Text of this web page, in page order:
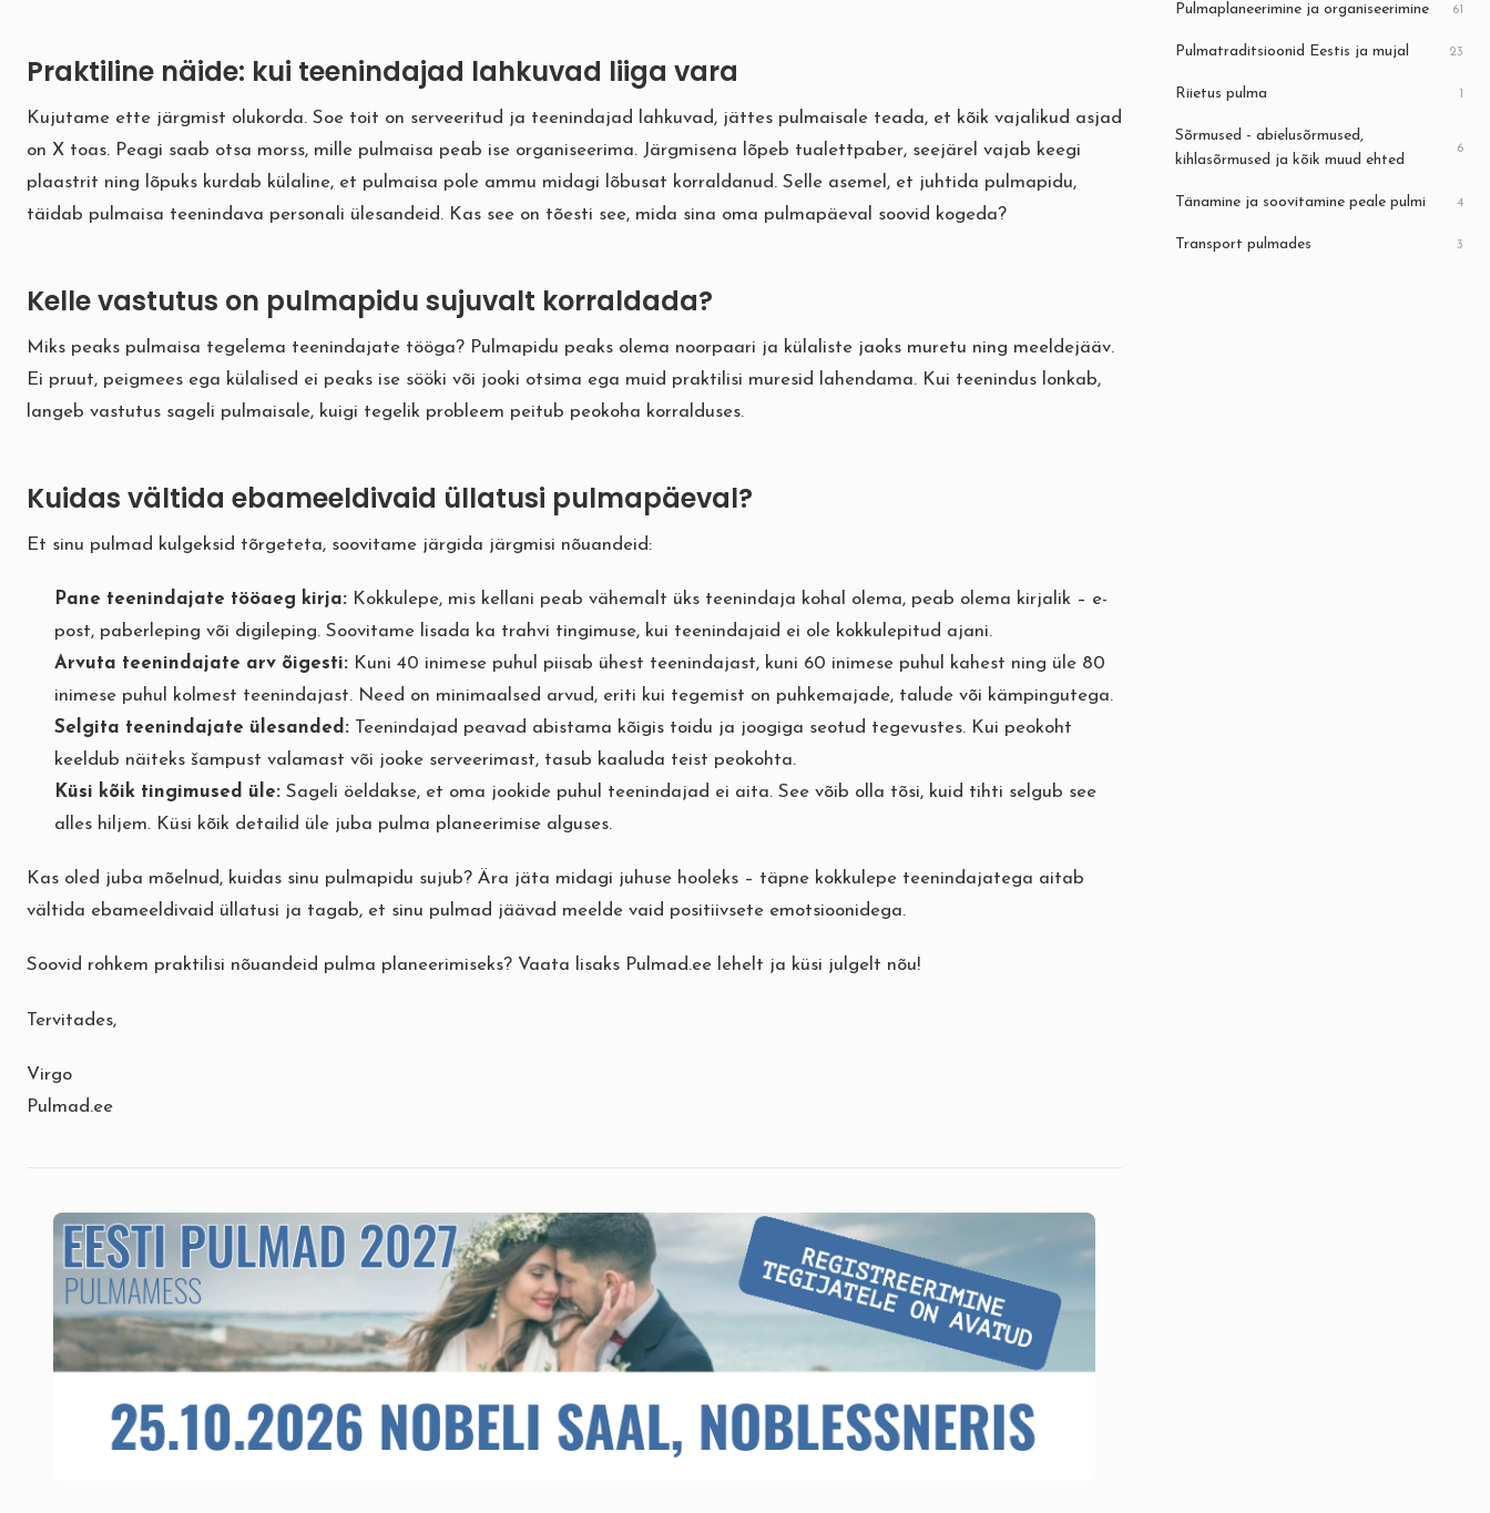
Praktiline näide: kui teenindajad lahkuvad liiga vara
Kujutame ette järgmist olukorda. Soe toit on serveeritud ja teenindajad lahkuvad, jättes pulmaisale teada, et kõik vajalikud asjad
on X toas. Peagi saab otsa morss, mille pulmaisa peab ise organiseerima. Järgmisena lõpeb tualettpaber, seejärel vajab keegi
plaastrit ning lõpuks kurdab külaline, et pulmaisa pole ammu midagi lõbusat korraldanud. Selle asemel, et juhtida pulmapidu,
täidab pulmaisa teenindava personali ülesandeid. Kas see on tõesti see, mida sina oma pulmapäeval soovid kogeda?
Kelle vastutus on pulmapidu sujuvalt korraldada?
Miks peaks pulmaisa tegelema teenindajate tööga? Pulmapidu peaks olema noorpaari ja külaliste jaoks muretu ning meeldejääv.
Ei pruut, peigmees ega külalised ei peaks ise sööki või jooki otsima ega muid praktilisi muresid lahendama. Kui teenindus lonkab,
langeb vastutus sageli pulmaisale, kuigi tegelik probleem peitub peokoha korralduses.
Kuidas vältida ebameeldivaid üllatusi pulmapäeval?
Et sinu pulmad kulgeksid tõrgeteta, soovitame järgida järgmisi nõuandeid:
Pane teenindajate tööaeg kirja: Kokkulepe, mis kellani peab vähemalt üks teenindaja kohal olema, peab olema kirjalik – e-
post, paberleping või digileping. Soovitame lisada ka trahvi tingimuse, kui teenindajaid ei ole kokkulepitud ajani.
Arvuta teenindajate arv õigesti: Kuni 40 inimese puhul piisab ühest teenindajast, kuni 60 inimese puhul kahest ning üle 80
inimese puhul kolmest teenindajast. Need on minimaalsed arvud, eriti kui tegemist on puhkemajade, talude või kämpingutega.
Selgita teenindajate ülesanded: Teenindajad peavad abistama kõigis toidu ja joogiga seotud tegevustes. Kui peokoht
keeldub näiteks šampust valamast või jooke serveerimast, tasub kaaluda teist peokohta.
Küsi kõik tingimused üle: Sageli öeldakse, et oma jookide puhul teenindajad ei aita. See võib olla tõsi, kuid tihti selgub see
alles hiljem. Küsi kõik detailid üle juba pulma planeerimise alguses.
Kas oled juba mõelnud, kuidas sinu pulmapidu sujub? Ära jäta midagi juhuse hooleks – täpne kokkulepe teenindajatega aitab
vältida ebameeldivaid üllatusi ja tagab, et sinu pulmad jäävad meelde vaid positiivsete emotsioonidega.
Soovid rohkem praktilisi nõuandeid pulma planeerimiseks? Vaata lisaks Pulmad.ee lehelt ja küsi julgelt nõu!
Tervitades,
Virgo
Pulmad.ee
Pulmaplaneerimine ja organiseerimine 61
Pulmatraditsioonid Eestis ja mujal 23
Riietus pulma 1
Sõrmused - abielusõrmused,
kihlasõrmused ja kõik muud ehted
6
Tänamine ja soovitamine peale pulmi 4
Transport pulmades 3